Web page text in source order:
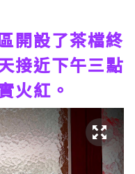
開設了茶檔終
接近下午三點
火紅。